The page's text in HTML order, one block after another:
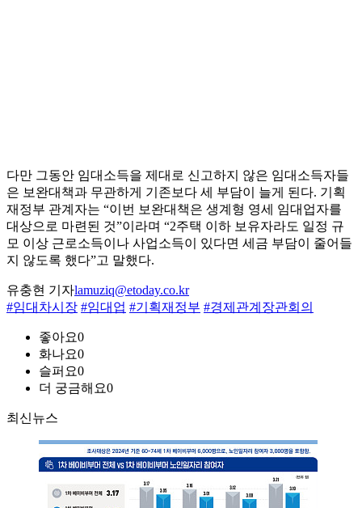
다만 그동안 임대소득을 제대로 신고하지 않은 임대소득자들
은 보완대책과 무관하게 기존보다 세 부담이 늘게 된다. 기획
재정부 관계자는 “이번 보완대책은 생계형 영세 임대업자를
대상으로 마련된 것”이라며 “2주택 이하 보유자라도 일정 규
모 이상 근로소득이나 사업소득이 있다면 세금 부담이 줄어들
지 않도록 했다”고 말했다.
유충현 기자lamuziq@etoday.co.kr
#임대차시장 #임대업 #기획재정부 #경제관계장관회의
좋아요0
화나요0
슬퍼요0
더 궁금해요0
최신뉴스